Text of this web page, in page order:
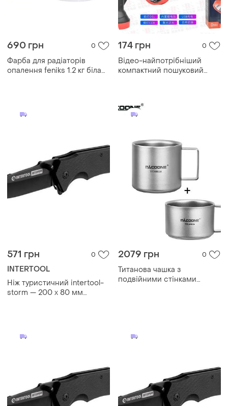
690 грн 0
Фарба для радіаторів
опалення feniks 1.2 кг біла
174 грн 0
Відео-найпотрібніший
компактний пошуковий
571 грн 0
INTERTOOL
Ніж туристичний intertool-
storm — 200 x 80 мм
2079 грн 0
Титанова чашка з
подвійними стінками